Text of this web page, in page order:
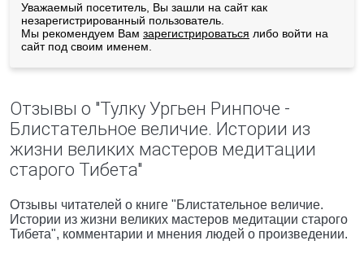
Уважаемый посетитель, Вы зашли на сайт как
незарегистрированный пользователь.
Мы рекомендуем Вам зарегистрироваться либо войти на
сайт под своим именем.
Отзывы о "Тулку Ургьен Ринпоче -
Блистательное величие. Истории из
жизни великих мастеров медитации
старого Тибета"
Отзывы читателей о книге "Блистательное величие.
Истории из жизни великих мастеров медитации старого
Тибета", комментарии и мнения людей о произведении.